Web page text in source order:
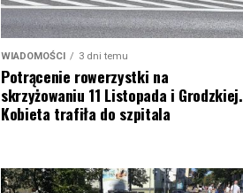
WIADOMOŚCI 3 dni temu
Potrącenie rowerzystki na
skrzyżowaniu 11 Listopada i Grodzkiej.
Kobieta trafiła do szpitala